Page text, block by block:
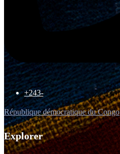
+243-
République démocratique du Congo
Explorer